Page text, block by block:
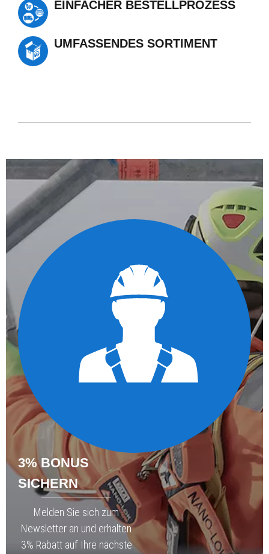
EINFACHER BESTELLPROZESS
UMFASSENDES SORTIMENT
3% BONUS
SICHERN
Melden Sie sich zum
Newsletter an und erhalten
3% Rabatt auf Ihre nächste